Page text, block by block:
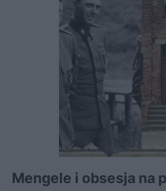
Mengele i obsesja na